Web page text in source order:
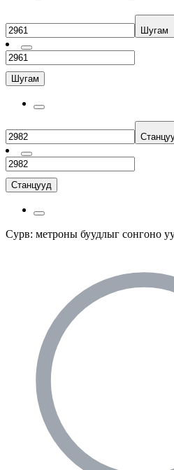
Шугам
Шугам
Станцууд
Сурв: метроны буудлыг сонгоно